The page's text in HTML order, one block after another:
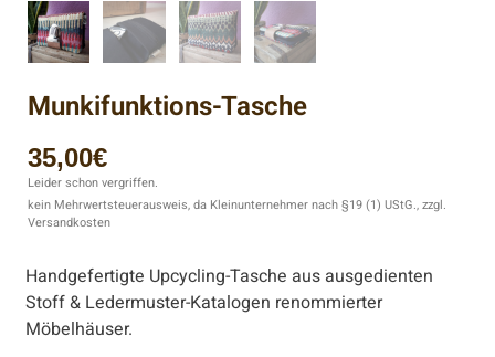
Munkifunktions-Tasche
35,00€
Leider schon vergriffen.
kein Mehrwertsteuerausweis, da Kleinunternehmer nach §19 (1) UStG., zzgl.
Versandkosten
Beschreibung
Handgefertigte Upcycling-Tasche aus ausgedienten
Stoff & Ledermuster-Katalogen renommierter
Möbelhäuser.